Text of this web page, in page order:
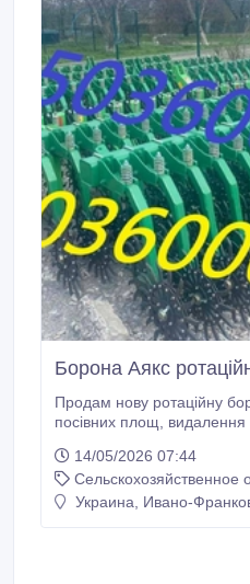
Борона Аякс
Продам нову ротаційну борону, для
посівних площ, видалення бур’янів, закриття вологи,
складається з двох борін по 6
можна як однією бороною, так і двома
разом її довжина складає
14/05/2026 07:44
Сельскохозяйственное
Украина, Ивано-